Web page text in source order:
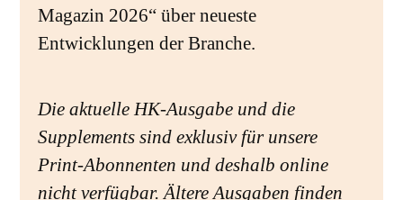
Magazin 2026“ über neueste
Entwicklungen der Branche.
Die aktuelle HK-Ausgabe und die
Supplements sind exklusiv für unsere
Print-Abonnenten und deshalb online
nicht verfügbar. Ältere Ausgaben finden